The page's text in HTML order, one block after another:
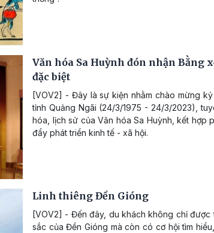
Văn hóa Sa Huỳnh đón nhận Bằng
đặc biệt
[VOV2] - Đây là sự kiện nhằm chào mừng
tỉnh Quảng Ngãi (24/3/1975 - 24/3/2023),
hóa, lịch sử của Văn hóa Sa Huỳnh, kết hợp
đẩy phát triển kinh tế - xã hội.
Linh thiêng Đền Gióng
[VOV2] - Đến đây, du khách không chỉ được
sắc của Đền Gióng mà còn có cơ hội tìm